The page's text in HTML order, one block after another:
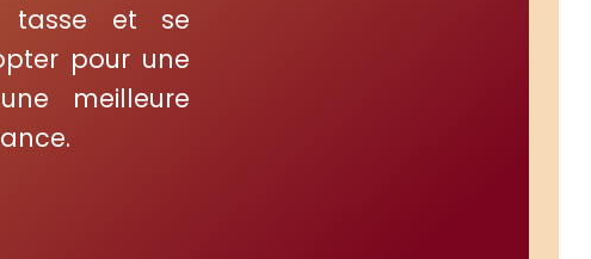
tasse et se
pour une
meilleure